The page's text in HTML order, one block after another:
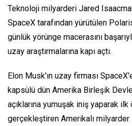
Teknoloji milyarderi Jared
SpaceX tarafından yürütülen
günlük yörünge macerasını
uzay araştırmalarına kapı açtı.
Elon Musk'ın uzay firması
kapsülü dün Amerika Birleşik
açıklarına yumuşak iniş yaparak
gerçekleştiren Amerikalı milyarder